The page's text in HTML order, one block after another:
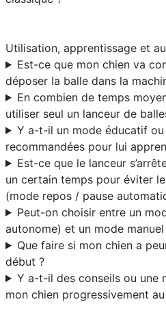
Utilisation, apprentissage et
Est-ce que mon chien va
déposer la balle dans la
En combien de temps
utiliser seul un lanceur de
Y a-t-il un mode éducatif
recommandées pour lui
Est-ce que le lanceur
un certain temps pour éviter
(mode repos / pause
Peut-on choisir entre un
autonome) et un mode manuel
Que faire si mon chien a
début ?
Y a-t-il des conseils ou une
mon chien progressivement